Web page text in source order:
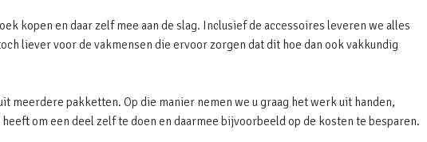
kopen en daar zelf mee aan de slag. Inclusief de accessoires leveren we alles
liever voor de vakmensen die ervoor zorgen dat dit hoe dan ook vakkundig
meerdere pakketten. Op die manier nemen we u graag het werk uit handen,
om een deel zelf te doen en daarmee bijvoorbeeld op de kosten te besparen.